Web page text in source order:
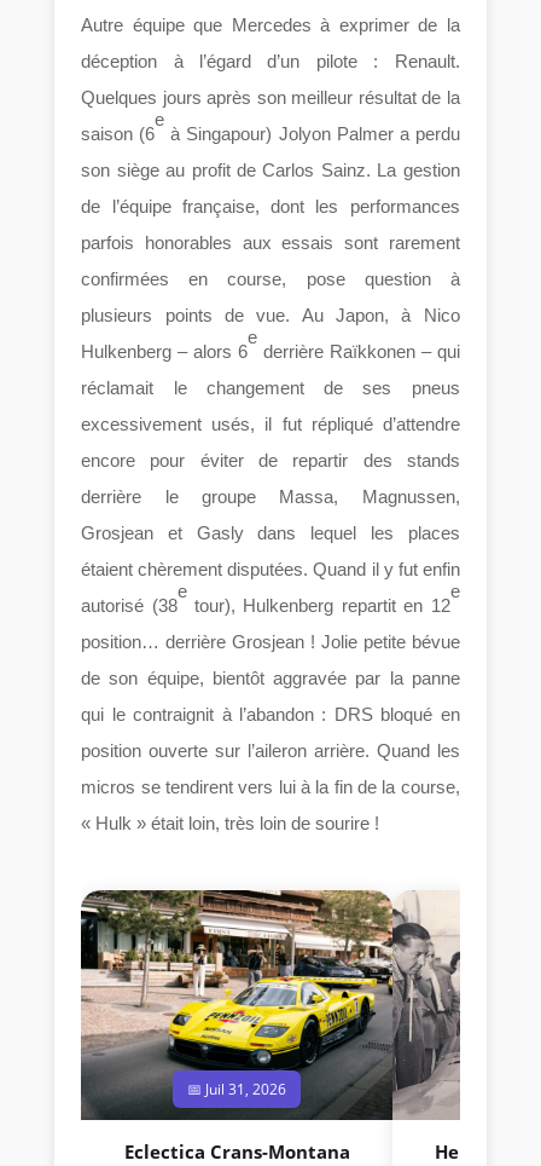
Autre équipe que Mercedes à exprimer de la
déception à l’égard d’un pilote : Renault.
Quelques jours après son meilleur résultat de la
saison (6
e
à Singapour) Jolyon Palmer a perdu
son siège au profit de Carlos Sainz. La gestion
de l’équipe française, dont les performances
parfois honorables aux essais sont rarement
confirmées en course, pose question à
plusieurs points de vue. Au Japon, à Nico
Hulkenberg – alors 6
e
derrière Raïkkonen – qui
réclamait le changement de ses pneus
excessivement usés, il fut répliqué d’attendre
encore pour éviter de repartir des stands
derrière le groupe Massa, Magnussen,
Grosjean et Gasly dans lequel les places
étaient chèrement disputées. Quand il y fut enfin
autorisé (38
e
tour), Hulkenberg repartit en 12
e
position… derrière Grosjean ! Jolie petite bévue
de son équipe, bientôt aggravée par la panne
qui le contraignit à l’abandon : DRS bloqué en
position ouverte sur l’aileron arrière. Quand les
micros se tendirent vers lui à la fin de la course,
« Hulk » était loin, très loin de sourire !
📅 Juil 31, 2026
Eclectica Crans-Montana
Hermano